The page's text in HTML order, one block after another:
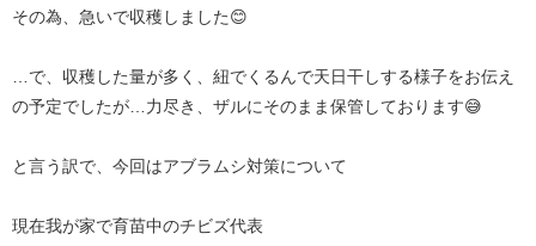
その為、急いで収穫しました😊
…で、収穫した量が多く、紐でくるんで天日干しする様子をお伝え
の予定でしたが…力尽き、ザルにそのまま保管しております😅
と言う訳で、今回はアブラムシ対策について
現在我が家で育苗中のチビズ代表